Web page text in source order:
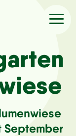
September